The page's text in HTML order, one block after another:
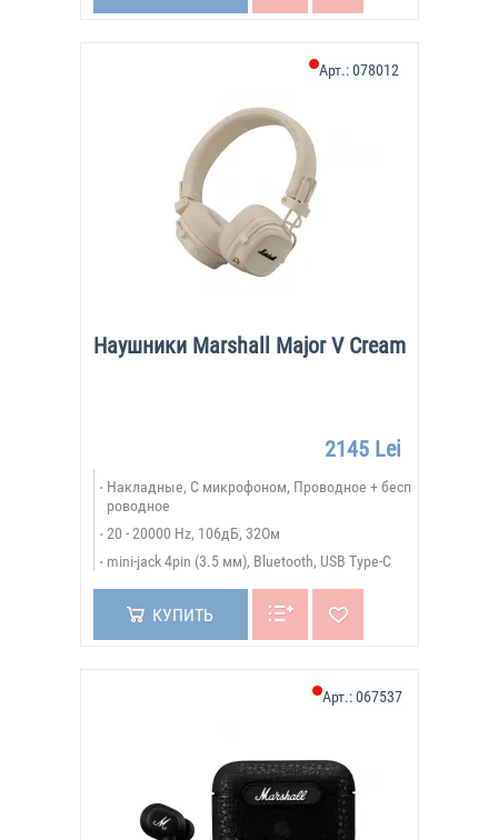
Наушники Marshall Major V Cream
Арт.:078012
2145 Lei
Накладные, С микрофоном, Проводное + бесп
роводное
20 - 20000 Hz, 106дБ, 32Ом
mini-jack 4pin (3.5 мм), Bluetooth, USB Type-C
КУПИТЬ
Арт.:067537